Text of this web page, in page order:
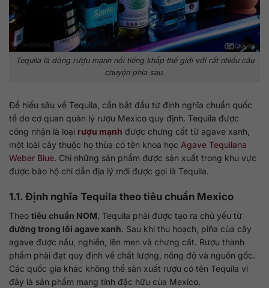
Tequila là dòng rượu mạnh nổi tiếng khắp thế giới với rất nhiều câu
chuyện phía sau.
Để hiểu sâu về Tequila, cần bắt đầu từ định nghĩa chuẩn quốc
tế do cơ quan quản lý rượu Mexico quy định. Tequila được
công nhận là loại rượu mạnh được chưng cất từ agave xanh,
một loài cây thuộc họ thùa có tên khoa học Agave Tequilana
Weber Blue. Chỉ những sản phẩm được sản xuất trong khu vực
được bảo hộ chỉ dẫn địa lý mới được gọi là Tequila.
1.1. Định nghĩa Tequila theo tiêu chuẩn Mexico
Theo tiêu chuẩn NOM, Tequila phải được tạo ra chủ yếu từ
đường trong lõi agave xanh. Sau khi thu hoạch, piña của cây
agave được nấu, nghiền, lên men và chưng cất. Rượu thành
phẩm phải đạt quy định về chất lượng, nồng độ và nguồn gốc.
Các quốc gia khác không thể sản xuất rượu có tên Tequila vì
đây là sản phẩm mang tính đặc hữu của Mexico.